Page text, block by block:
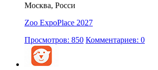
Москва, Росси
Zoo ExpoPlace 2027
Просмотров: 850 Комментариев: 0